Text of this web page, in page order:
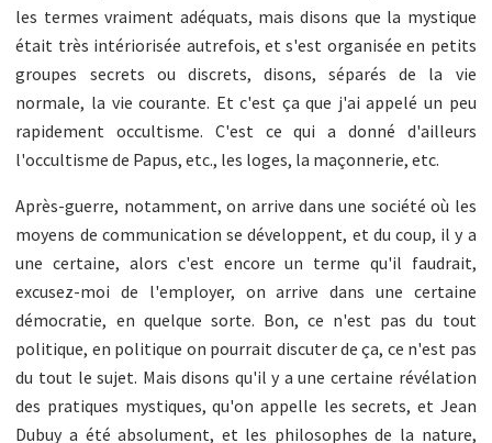
les termes vraiment adéquats, mais disons que la mystique
était très intériorisée autrefois, et s'est organisée en petits
groupes secrets ou discrets, disons, séparés de la vie
normale, la vie courante. Et c'est ça que j'ai appelé un peu
rapidement occultisme. C'est ce qui a donné d'ailleurs
l'occultisme de Papus, etc., les loges, la maçonnerie, etc.
Après-guerre, notamment, on arrive dans une société où les
moyens de communication se développent, et du coup, il y a
une certaine, alors c'est encore un terme qu'il faudrait,
excusez-moi de l'employer, on arrive dans une certaine
démocratie, en quelque sorte. Bon, ce n'est pas du tout
politique, en politique on pourrait discuter de ça, ce n'est pas
du tout le sujet. Mais disons qu'il y a une certaine révélation
des pratiques mystiques, qu'on appelle les secrets, et Jean
Dubuy a été absolument, et les philosophes de la nature,